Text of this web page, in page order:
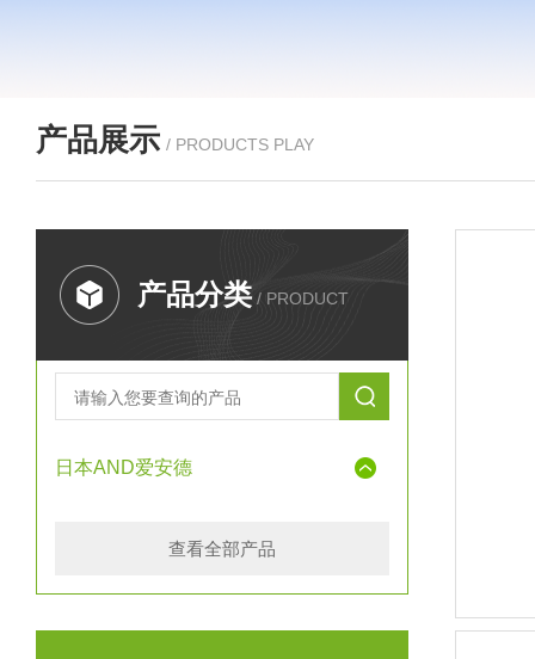
产品展示 / PRODUCTS PLAY
产品分类 / PRODUCT
日本AND爱安德
查看全部产品